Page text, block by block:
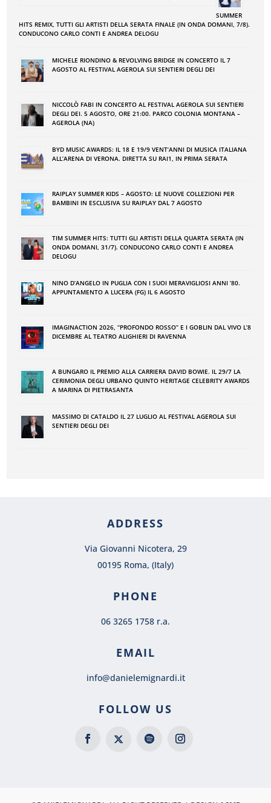
SUMMER
HITS REMIX, TUTTI GLI ARTISTI DELLA SERATA FINALE (IN ONDA DOMANI, 7/8).
CONDUCONO CARLO CONTI E ANDREA DELOGU
MICHELE RIONDINO & REVOLVING BRIDGE IN CONCERTO IL 7
AGOSTO AL FESTIVAL AGEROLA SUI SENTIERI DEGLI DEI
NICCOLÒ FABI IN CONCERTO AL FESTIVAL AGEROLA SUI SENTIERI
DEGLI DEI. 5 AGOSTO, ORE 21:00. PARCO COLONIA MONTANA –
AGEROLA (NA)
BYD MUSIC AWARDS: IL 18 E 19/9 VENT’ANNI DI MUSICA ITALIANA
ALL’ARENA DI VERONA. DIRETTA SU RAI1, IN PRIMA SERATA
RAIPLAY SUMMER KIDS – AGOSTO: LE NUOVE COLLEZIONI PER
BAMBINI IN ESCLUSIVA SU RAIPLAY DAL 7 AGOSTO
TIM SUMMER HITS: TUTTI GLI ARTISTI DELLA QUARTA SERATA (IN
ONDA DOMANI, 31/7). CONDUCONO CARLO CONTI E ANDREA
DELOGU
NINO DʼANGELO IN PUGLIA CON I SUOI MERAVIGLIOSI ANNI ʼ80.
APPUNTAMENTO A LUCERA (FG) IL 6 AGOSTO
IMAGINACTION 2026, “PROFONDO ROSSO” E I GOBLIN DAL VIVO L’8
DICEMBRE AL TEATRO ALIGHIERI DI RAVENNA
A BUNGARO IL PREMIO ALLA CARRIERA DAVID BOWIE. IL 29/7 LA
CERIMONIA DEGLI URBANO QUINTO HERITAGE CELEBRITY AWARDS
A MARINA DI PIETRASANTA
MASSIMO DI CATALDO IL 27 LUGLIO AL FESTIVAL AGEROLA SUI
SENTIERI DEGLI DEI
ADDRESS
Via Giovanni Nicotera, 29
00195 Roma, (Italy)
PHONE
06 3265 1758 r.a.
EMAIL
info@danielemignardi.it
FOLLOW US